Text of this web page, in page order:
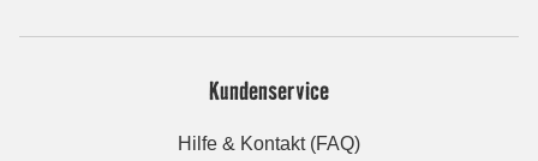
Kundenservice
Hilfe & Kontakt (FAQ)